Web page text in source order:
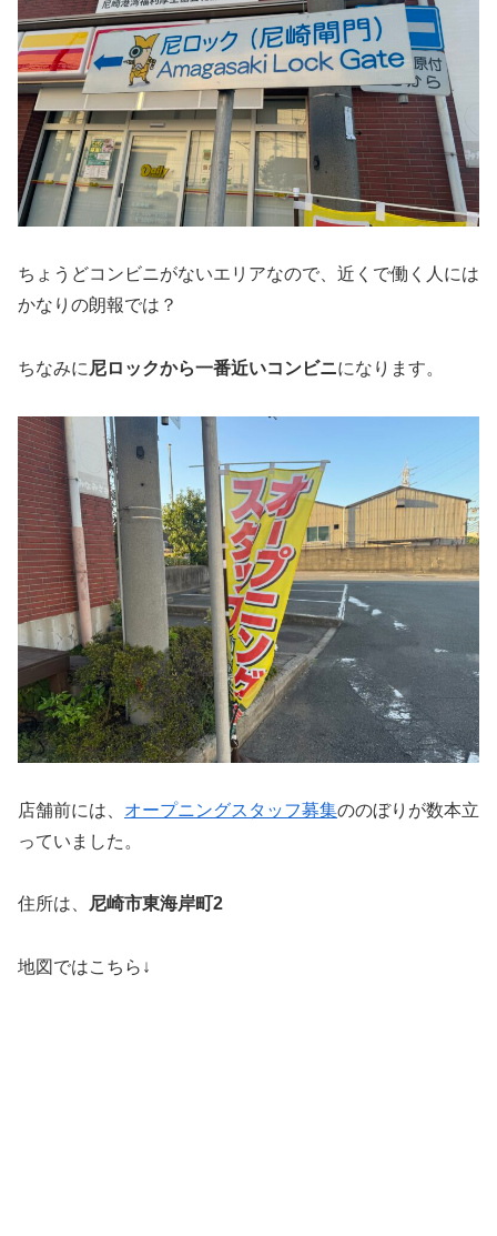
ちょうどコンビニがないエリアなので、近くで働く人には
かなりの朗報では？
ちなみに 尼ロックから一番近いコンビニになります。
店舗前には、 オープニングスタッフ募集ののぼりが数本立
っていました。
住所は、 尼崎市東海岸町2
地図ではこちら↓